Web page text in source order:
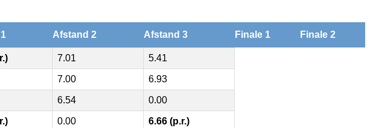
Afstand 2 Afstand 3 Finale 1 Finale 2
7.01 5.41
7.00 6.93
6.54 0.00
0.00 6.66 (p.r.)